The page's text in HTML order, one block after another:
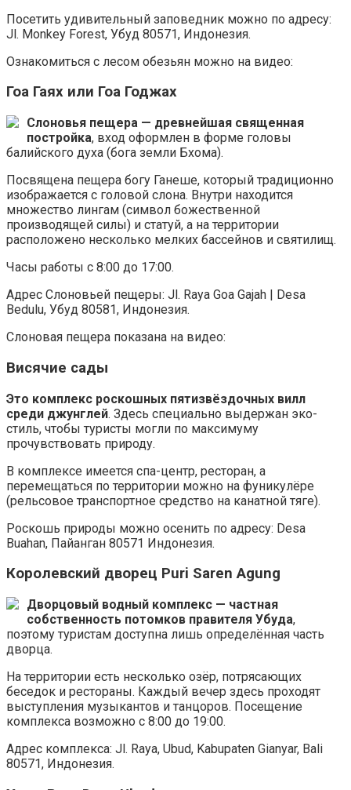
Посетить удивительный заповедник можно по адресу:
Jl. Monkey Forest, Убуд 80571, Индонезия.
Ознакомиться с лесом обезьян можно на видео:
Гоа Гаях или Гоа Годжах
Слоновья пещера — древнейшая священная
постройка, вход оформлен в форме головы
балийского духа (бога земли Бхома).
Посвящена пещера богу Ганеше, который традиционно
изображается с головой слона. Внутри находится
множество лингам (символ божественной
производящей силы) и статуй, а на территории
расположено несколько мелких бассейнов и святилищ.
Часы работы с 8:00 до 17:00.
Адрес Слоновьей пещеры: Jl. Raya Goa Gajah | Desa
Bedulu, Убуд 80581, Индонезия.
Слоновая пещера показана на видео:
Висячие сады
Это комплекс роскошных пятизвёздочных вилл
среди джунглей. Здесь специально выдержан эко-
стиль, чтобы туристы могли по максимуму
прочувствовать природу.
В комплексе имеется спа-центр, ресторан, а
перемещаться по территории можно на фуникулёре
(рельсовое транспортное средство на канатной тяге).
Роскошь природы можно осенить по адресу: Desa
Buahan, Пайанган 80571 Индонезия.
Королевский дворец Puri Saren Agung
Дворцовый водный комплекс — частная
собственность потомков правителя Убуда,
поэтому туристам доступна лишь определённая часть
дворца.
На территории есть несколько озёр, потрясающих
беседок и рестораны. Каждый вечер здесь проходят
выступления музыкантов и танцоров. Посещение
комплекса возможно с 8:00 до 19:00.
Адрес комплекса: Jl. Raya, Ubud, Kabupaten Gianyar, Bali
80571, Индонезия.